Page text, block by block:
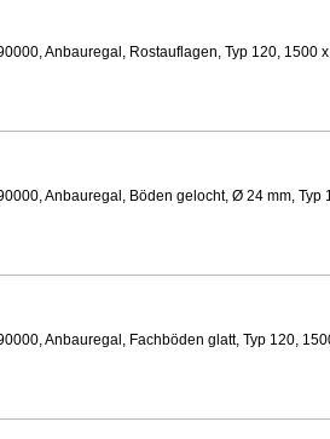
Anbauregal, Rostauflagen, Typ 120, 1500
Anbauregal, Böden gelocht, Ø 24 mm,
Anbauregal, Fachböden glatt, Typ 120,